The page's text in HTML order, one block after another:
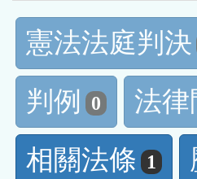
憲法法庭判決
判例
0 法律
相關法條
1